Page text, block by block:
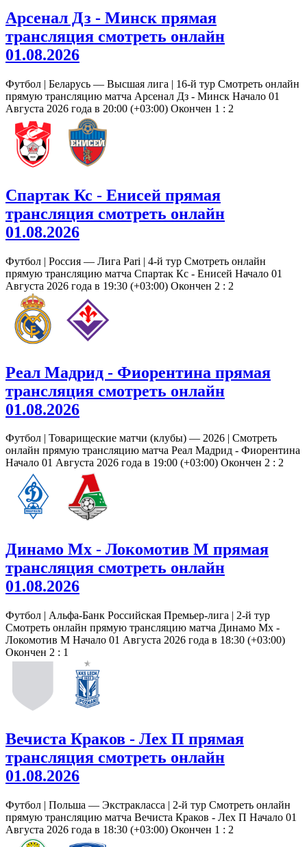
Арсенал Дз - Минск прямая
трансляция смотреть онлайн
01.08.2026
Футбол | Беларусь — Высшая лига | 16-й тур Смотреть онлайн
прямую трансляцию матча Арсенал Дз - Минск Начало 01
Августа 2026 года в 20:00 (+03:00) Окончен 1 : 2
Спартак Кс - Енисей прямая
трансляция смотреть онлайн
01.08.2026
Футбол | Россия — Лига Pari | 4-й тур Смотреть онлайн
прямую трансляцию матча Спартак Кс - Енисей Начало 01
Августа 2026 года в 19:30 (+03:00) Окончен 2 : 2
Реал Мадрид - Фиорентина прямая
трансляция смотреть онлайн
01.08.2026
Футбол | Товарищеские матчи (клубы) — 2026 | Смотреть
онлайн прямую трансляцию матча Реал Мадрид - Фиорентина
Начало 01 Августа 2026 года в 19:00 (+03:00) Окончен 2 : 2
Динамо Мх - Локомотив М прямая
трансляция смотреть онлайн
01.08.2026
Футбол | Альфа-Банк Российская Премьер-лига | 2-й тур
Смотреть онлайн прямую трансляцию матча Динамо Мх -
Локомотив М Начало 01 Августа 2026 года в 18:30 (+03:00)
Окончен 2 : 1
Вечиста Краков - Лех П прямая
трансляция смотреть онлайн
01.08.2026
Футбол | Польша — Экстракласса | 2-й тур Смотреть онлайн
прямую трансляцию матча Вечиста Краков - Лех П Начало 01
Августа 2026 года в 18:30 (+03:00) Окончен 1 : 2